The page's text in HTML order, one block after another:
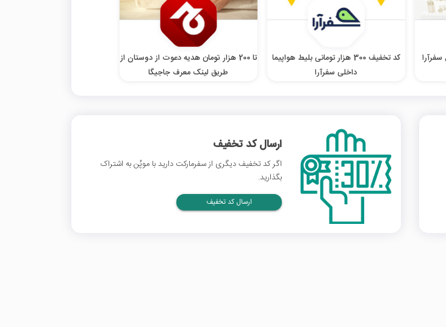
کد تخفیف 300 هزار تومانی بلیط هواپیما
داخلی سفرآرا
تا 200 هزار تومان هدیه دعوت از دوستان از
طریق لینک معرف جاجیگا
ارسال کد تخفیف
اگر کد تخفیف دیگری از سفرمارکت دارید با موپُن به اشتراک
بگذارید.
ارسال کد تخفیف